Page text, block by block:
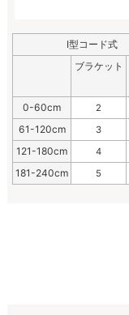
I型コード式
ブラケット
0-60cm
2
61-120cm 3
121-180cm 4
181-240cm 5